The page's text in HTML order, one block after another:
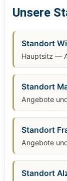
Unsere
Standort
Hauptsitz —
Standort
Angebote
Standort
Angebote
Standort